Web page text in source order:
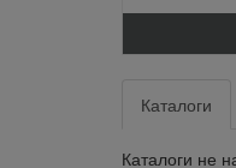
Каталоги
Каталоги не